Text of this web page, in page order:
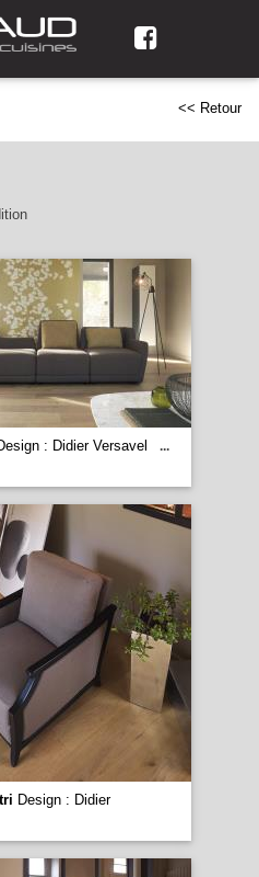
<< Retour
: Didier Versavel
...
Design : Didier